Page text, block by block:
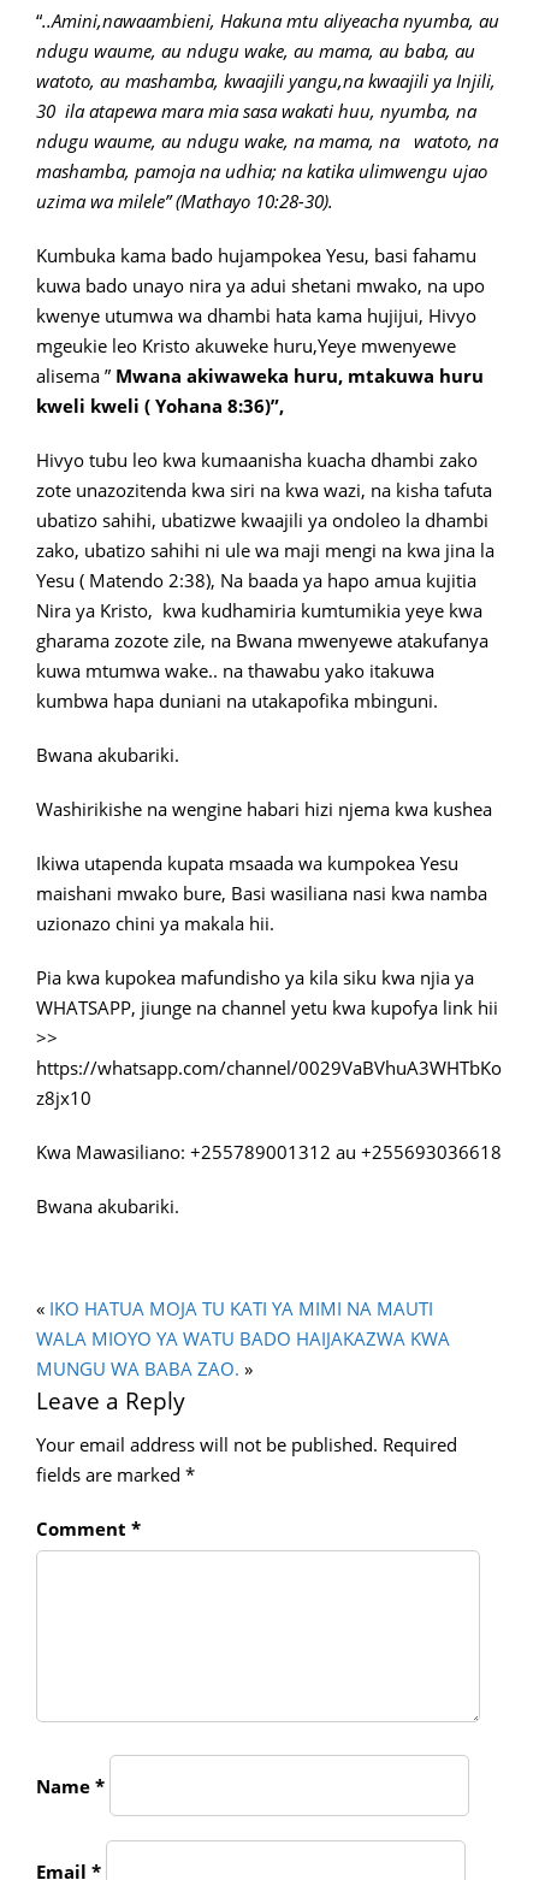
“..Amini,nawaambieni, Hakuna mtu aliyeacha nyumba, au
ndugu waume, au ndugu wake, au mama, au baba, au
watoto, au mashamba, kwaajili yangu,na kwaajili ya Injili,
30 ila atapewa mara mia sasa wakati huu, nyumba, na
ndugu waume, au ndugu wake, na mama, na watoto, na
mashamba, pamoja na udhia; na katika ulimwengu ujao
uzima wa milele” (Mathayo 10:28-30).
Kumbuka kama bado hujampokea Yesu, basi fahamu
kuwa bado unayo nira ya adui shetani mwako, na upo
kwenye utumwa wa dhambi hata kama hujijui, Hivyo
mgeukie leo Kristo akuweke huru,Yeye mwenyewe
alisema ” Mwana akiwaweka huru, mtakuwa huru
kweli kweli ( Yohana 8:36)”,
Hivyo tubu leo kwa kumaanisha kuacha dhambi zako
zote unazozitenda kwa siri na kwa wazi, na kisha tafuta
ubatizo sahihi, ubatizwe kwaajili ya ondoleo la dhambi
zako, ubatizo sahihi ni ule wa maji mengi na kwa jina la
Yesu ( Matendo 2:38), Na baada ya hapo amua kujitia
Nira ya Kristo, kwa kudhamiria kumtumikia yeye kwa
gharama zozote zile, na Bwana mwenyewe atakufanya
kuwa mtumwa wake.. na thawabu yako itakuwa
kumbwa hapa duniani na utakapofika mbinguni.
Bwana akubariki.
Washirikishe na wengine habari hizi njema kwa kushea
Ikiwa utapenda kupata msaada wa kumpokea Yesu
maishani mwako bure, Basi wasiliana nasi kwa namba
uzionazo chini ya makala hii.
Pia kwa kupokea mafundisho ya kila siku kwa njia ya
WHATSAPP, jiunge na channel yetu kwa kupofya link hii
>>
https://whatsapp.com/channel/0029VaBVhuA3WHTbKo
z8jx10
Kwa Mawasiliano: +255789001312 au +255693036618
Bwana akubariki.
« IKO HATUA MOJA TU KATI YA MIMI NA MAUTI
WALA MIOYO YA WATU BADO HAIJAKAZWA KWA
MUNGU WA BABA ZAO. »
Leave a Reply
Your email address will not be published. Required
fields are marked *
Comment *
Name *
Email *